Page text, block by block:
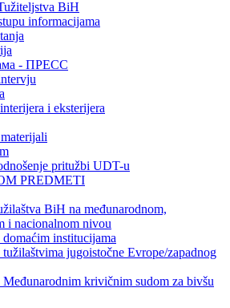
BiH
informacijama
- ПРЕСC
i eksterijera
pritužbi UDT-u
PREDMETI
BiH na međunarodnom,
i nacionalnom nivou
domaćim institucijama
tužilaštvima jugoistočne Evrope/zapadnog
Međunarodnim krivičnim sudom za bivšu